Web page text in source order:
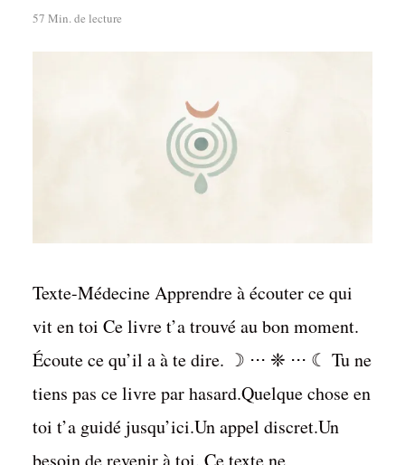
57 Min. de lecture
Texte-Médecine Apprendre à écouter ce qui
vit en toi Ce livre t’a trouvé au bon moment.
Écoute ce qu’il a à te dire. ☽ ⋅⋅⋅ ❈ ⋅⋅⋅ ☾ Tu ne
tiens pas ce livre par hasard.Quelque chose en
toi t’a guidé jusqu’ici.Un appel discret.Un
besoin de revenir à toi. Ce texte ne